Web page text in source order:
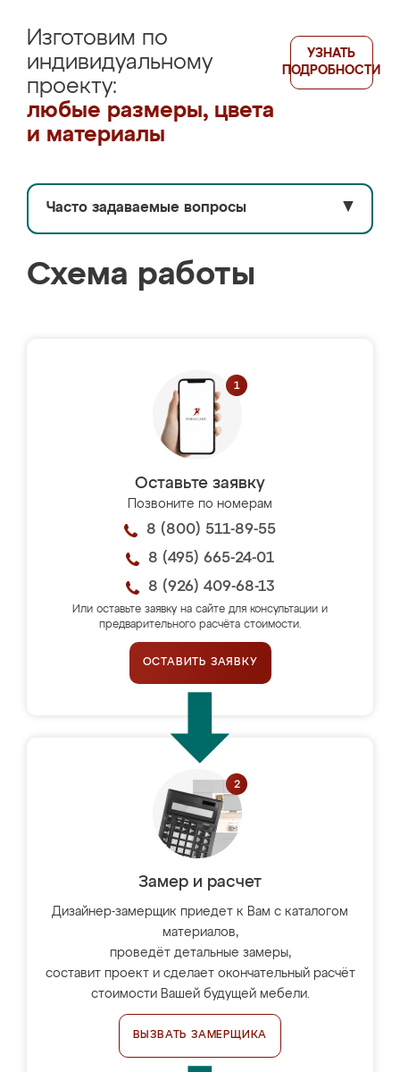
Изготовим по
индивидуальному
проекту:
любые размеры, цвета
и материалы
УЗНАТЬ
ПОДРОБНОСТИ
Часто задаваемые вопросы ▼
Схема работы
Оставьте заявку
Позвоните по номерам
8 (800) 511-89-55
8 (495) 665-24-01
8 (926) 409-68-13
Или оставьте заявку на сайте для консультации и
предварительного расчёта стоимости.
ОСТАВИТЬ ЗАЯВКУ
Замер и расчет
Дизайнер-замерщик приедет к Вам с каталогом
материалов,
проведёт детальные замеры,
составит проект и сделает окончательный расчёт
стоимости Вашей будущей мебели.
ВЫЗВАТЬ ЗАМЕРЩИКА